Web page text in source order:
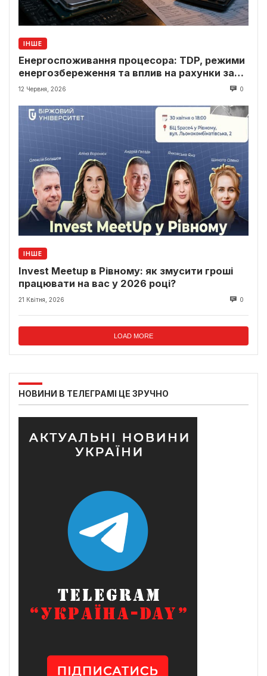
ІНШЕ
Енергоспоживання процесора: TDP, режими
енергозбереження та вплив на рахунки за
світло
12 Червня, 2026 0
ІНШЕ
Invest Meetup в Рівному: як змусити гроші
працювати на вас у 2026 році?
21 Квітня, 2026 0
LOAD MORE
НОВИНИ В ТЕЛЕГРАМІ ЦЕ ЗРУЧНО